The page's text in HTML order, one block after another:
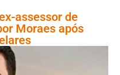
assessor de
Moraes após